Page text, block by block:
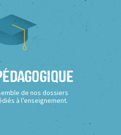
de nos dossiers
à l’enseignement.